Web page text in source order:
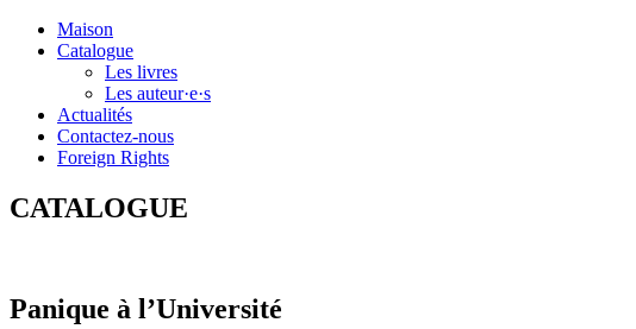
Maison
Catalogue
Les livres
Les auteur·e·s
Actualités
Contactez-nous
Foreign Rights
CATALOGUE
Panique à l’Université